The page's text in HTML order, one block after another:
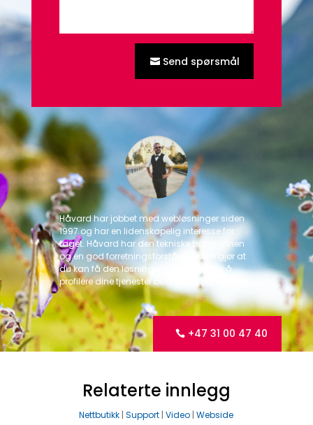
Send spørsmål
Håvard har jobbet med webløsninger siden
1997 og har en lidenskapelig interesse for
faget. Håvard har den tekniske bakgrunnen
og en god forretningsforståelse som gjør at
du kan få den løsningen du trenger for å
profilere dine tjenester best mulig på Internett.
+47 31 00 47 40
Relaterte innlegg
Nettbutikk |Support |Video |Webside